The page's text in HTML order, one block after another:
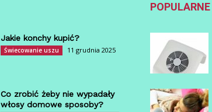
Jakie konchy kupić?
Świecowanie uszu 11 grudnia 2025
Co zrobić żeby nie wypadały
włosy domowe sposoby?